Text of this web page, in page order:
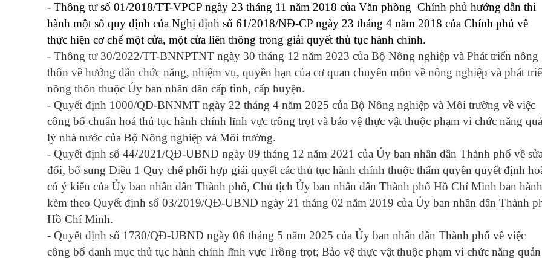
- Thông tư số 01/2018/TT-VPCP ngày 23 tháng 11 năm 2018 của Văn phòng Chính phủ hướng dẫn thi
hành một số quy định của Nghị định số 61/2018/NĐ-CP ngày 23 tháng 4 năm 2018 của Chính phủ về
thực hiện cơ chế một cửa, một cửa liên thông trong giải quyết thủ tục hành chính.
- Thông tư 30/2022/TT-BNNPTNT ngày 30 tháng 12 năm 2023 của Bộ Nông nghiệp và Phát triển nông
thôn về hướng dẫn chức năng, nhiệm vụ, quyền hạn của cơ quan chuyên môn về nông nghiệp và phát
nông thôn thuộc Ủy ban nhân dân cấp tỉnh, cấp huyện.
- Quyết định 1000/QĐ-BNNMT ngày 22 tháng 4 năm 2025 của Bộ Nông nghiệp và Môi trường về việc
công bố chuẩn hoá thủ tục hành chính lĩnh vực trồng trọt và bảo vệ thực vật thuộc phạm vi chức năng
lý nhà nước của Bộ Nông nghiệp và Môi trường.
- Quyết định số 44/2021/QĐ-UBND ngày 09 tháng 12 năm 2021 của Ủy ban nhân dân Thành phố về sửa
đổi, bổ sung Điều 1 Quy chế phối hợp giải quyết các thủ tục hành chính thuộc thẩm quyền quyết định
có ý kiến của Ủy ban nhân dân Thành phố, Chủ tịch Ủy ban nhân dân Thành phố Hồ Chí Minh ban hành
kèm theo Quyết định số 03/2019/QĐ-UBND ngày 21 tháng 02 năm 2019 của Ủy ban nhân dân Thành
Hồ Chí Minh.
- Quyết định số 1730/QĐ-UBND ngày 06 tháng 5 năm 2025 của Ủy ban nhân dân Thành phố về việc
công bố danh mục thủ tục hành chính lĩnh vực Trồng trọt; Bảo vệ thực vậtthuộc phạm vi chức năng quản